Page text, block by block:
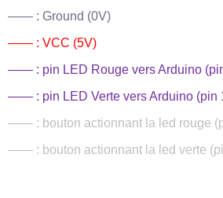
—— : Ground (0V)
—— : VCC (5V)
—— : pin LED Rouge vers Arduino
—— : pin LED Verte vers Arduino (pin
—— : bouton actionnant la led rouge
—— : bouton actionnant la led verte